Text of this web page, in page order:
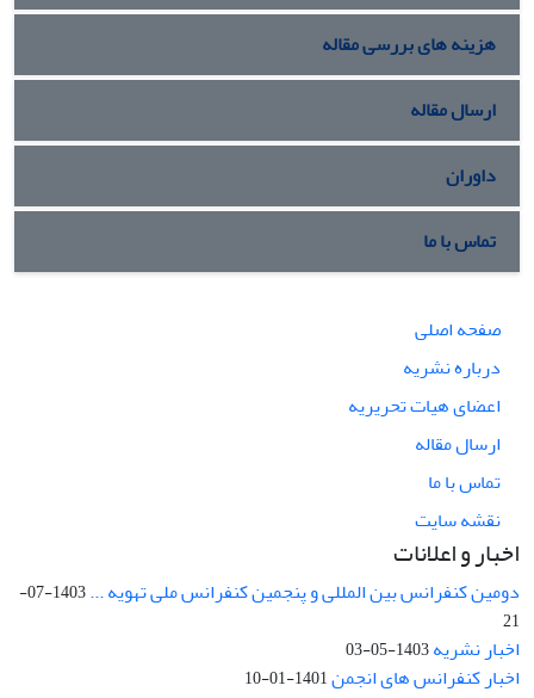
هزینه های بررسی مقاله
ارسال مقاله
داوران
تماس با ما
صفحه اصلی
درباره نشریه
اعضای هیات تحریریه
ارسال مقاله
تماس با ما
نقشه سایت
اخبار و اعلانات
دومین کنفرانس بین المللی و پنجمین کنفرانس ملی تهویه ...
1403-07-
21
اخبار نشریه1403-05-03
اخبار کنفرانس های انجمن1401-01-10